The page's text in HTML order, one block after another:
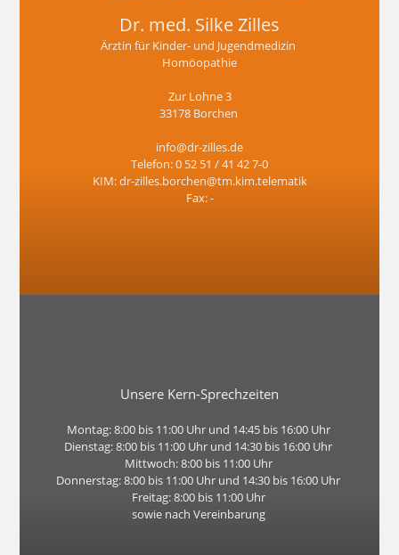
Dr. med. Silke Zilles
Ärztin für Kinder- und Jugendmedizin
Homöopathie
Zur Lohne 3
33178 Borchen
info@dr-zilles.de
Telefon: 0 52 51 / 41 42 7-0
KIM: dr-zilles.borchen@tm.kim.telematik
Fax: -
Unsere Kern-Sprechzeiten
Montag: 8:00 bis 11:00 Uhr und 14:45 bis 16:00 Uhr
Dienstag: 8:00 bis 11:00 Uhr und 14:30 bis 16:00 Uhr
Mittwoch: 8:00 bis 11:00 Uhr
Donnerstag: 8:00 bis 11:00 Uhr und 14:30 bis 16:00 Uhr
Freitag: 8:00 bis 11:00 Uhr
sowie nach Vereinbarung